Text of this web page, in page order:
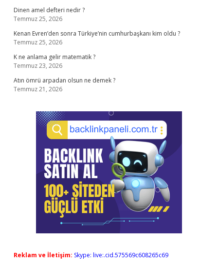
Dinen amel defteri nedir ?
Temmuz 25, 2026
Kenan Evren’den sonra Türkiye’nin cumhurbaşkanı kim oldu ?
Temmuz 25, 2026
K ne anlama gelir matematik ?
Temmuz 23, 2026
Atın ömrü arpadan olsun ne demek ?
Temmuz 21, 2026
Reklam ve İletişim: Skype: live:.cid.575569c608265c69